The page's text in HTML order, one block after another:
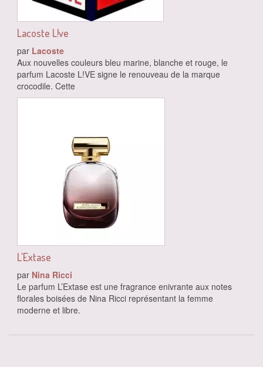
Lacoste L!ve
par Lacoste
Aux nouvelles couleurs bleu marine, blanche et rouge, le
parfum Lacoste L!VE signe le renouveau de la marque
crocodile. Cette
L'Extase
par Nina Ricci
Le parfum L’Extase est une fragrance enivrante aux notes
florales boisées de Nina Ricci représentant la femme
moderne et libre.